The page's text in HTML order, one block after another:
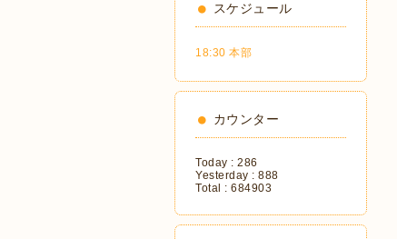
スケジュール
18:30 本部
カウンター
Today : 286
Yesterday : 888
Total : 684903